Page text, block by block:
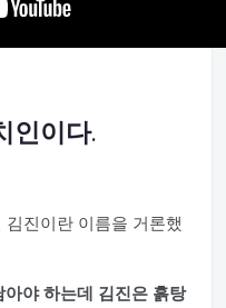
인이다.
진이란 이름을 거론했
야 하는데 김진은 흙탕